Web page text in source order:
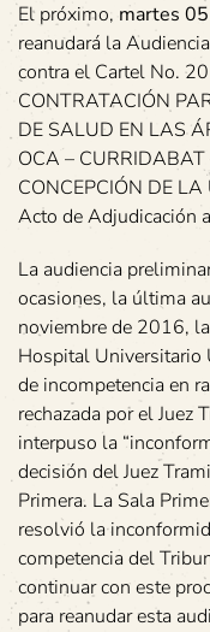
El próximo, martes
reanudará la
contra el Cartel No.
CONTRATACIÓN
DE SALUD EN LAS
OCA –
CONCEPCIÓN DE
Acto de Adjudicación
La audiencia
ocasiones, la última
noviembre de 2016,
Hospital Universitario
de incompetencia en
rechazada por el Juez
interpuso la
decisión del Juez
Primera. La Sala
resolvió la
competencia del
continuar con este
para reanudar esta